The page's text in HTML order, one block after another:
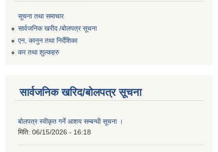
सूचना तथा समाचार
सार्वजनिक खरीद /बोलपत्र सूचना
एन, कानुन तथा निर्देशिका
कर तथा शुल्कहरु
सार्वजनिक खरिद/बोलपत्र सूचना
बोलपत्र स्वीकृत गर्ने आशय सम्बन्धी सूचना ।
मिति: 06/15/2026 - 16:18